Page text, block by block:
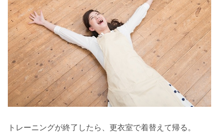
トレーニングが終了したら、更衣室で着替えて帰る。